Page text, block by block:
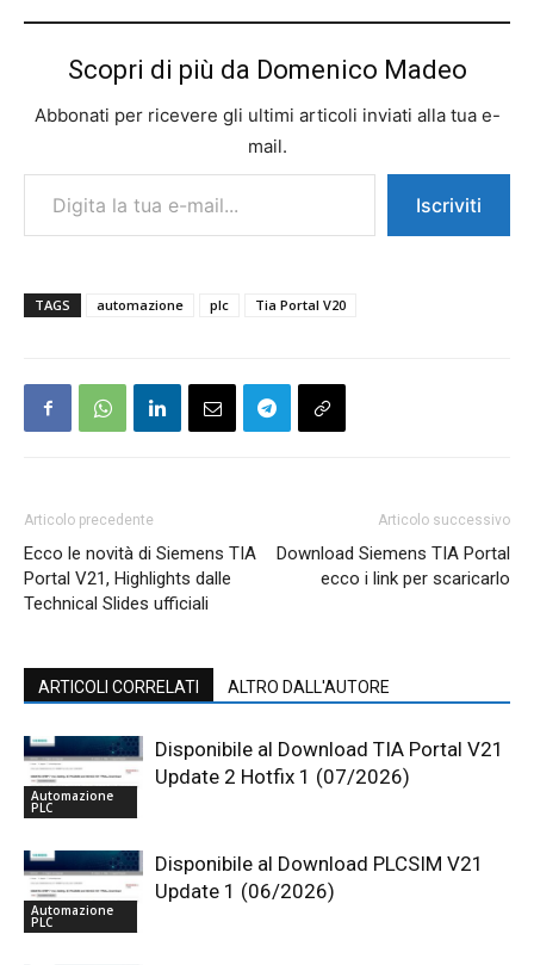
Scopri di più da Domenico Madeo
Abbonati per ricevere gli ultimi articoli inviati alla tua e-
mail.
Digita la tua e-mail...
Iscriviti
TAGS automazione plc Tia Portal V20
Articolo precedente
Ecco le novità di Siemens TIA
Portal V21, Highlights dalle
Technical Slides ufficiali
Articolo successivo
Download Siemens TIA Portal
ecco i link per scaricarlo
ARTICOLI CORRELATI ALTRO DALL'AUTORE
Automazione
PLC
Disponibile al Download TIA Portal V21
Update 2 Hotfix 1 (07/2026)
Automazione
PLC
Disponibile al Download PLCSIM V21
Update 1 (06/2026)